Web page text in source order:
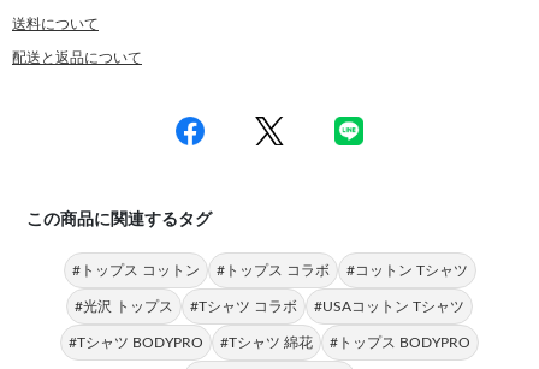
送料について
配送と返品について
この商品に関連するタグ
#トップス コットン #トップス コラボ #コットン Tシャツ
#光沢 トップス #Tシャツ コラボ #USAコットン Tシャツ
#Tシャツ BODYPRO #Tシャツ 綿花 #トップス BODYPRO